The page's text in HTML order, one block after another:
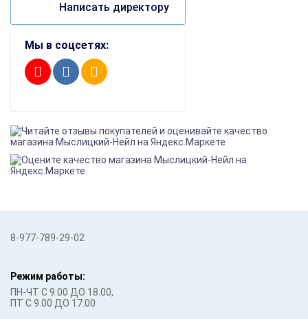
Написать директору
Мы в соцсетях:
8-977-789-29-02
Режим работы:
ПН-ЧТ С 9.00 ДО 18.00,
ПТ С 9.00 ДО 17.00